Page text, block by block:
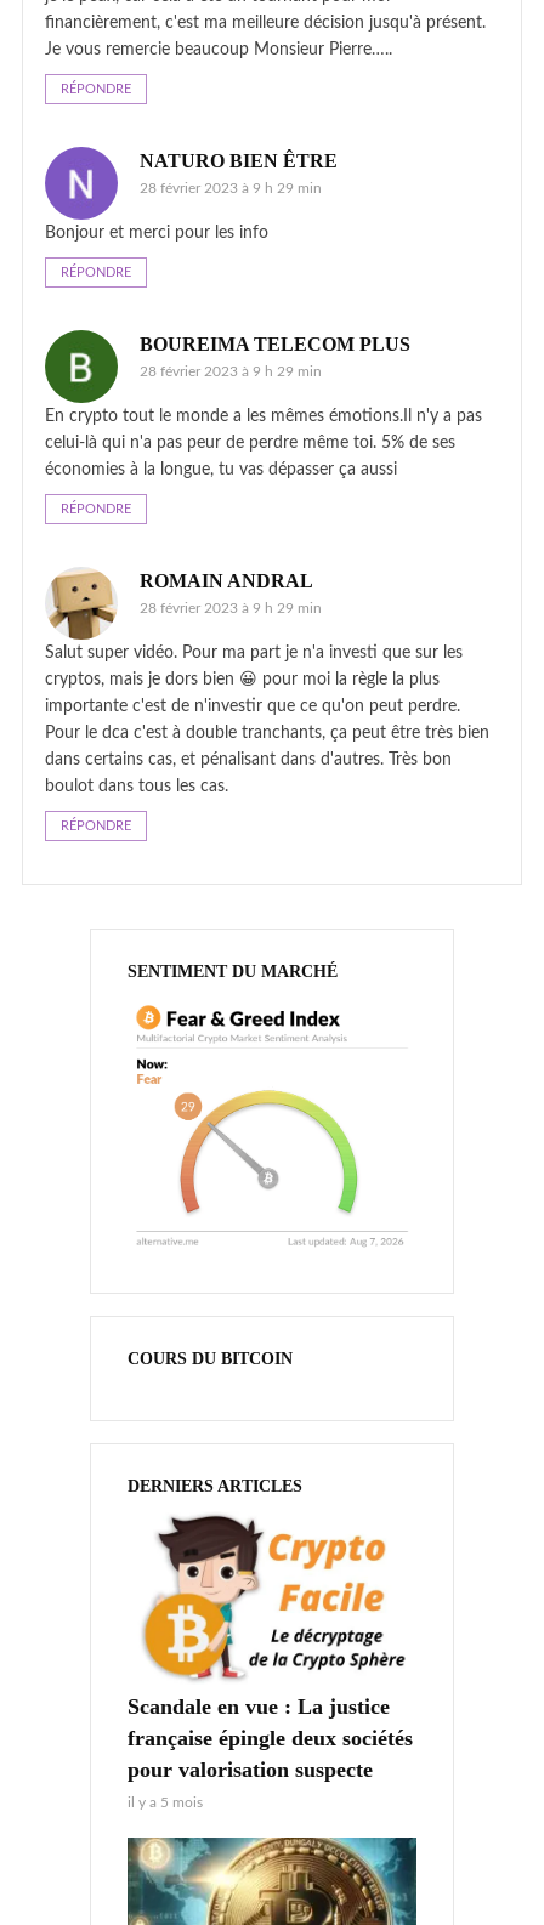
financièrement, c'est ma meilleure décision jusqu'à présent.
Je vous remercie beaucoup Monsieur Pierre…..
RÉPONDRE
NATURO BIEN ÊTRE
28 février 2023 à 9 h 29 min
Bonjour et merci pour les info
RÉPONDRE
BOUREIMA TELECOM PLUS
28 février 2023 à 9 h 29 min
En crypto tout le monde a les mêmes émotions.Il n'y a pas
celui-là qui n'a pas peur de perdre même toi. 5% de ses
économies à la longue, tu vas dépasser ça aussi
RÉPONDRE
ROMAIN ANDRAL
28 février 2023 à 9 h 29 min
Salut super vidéo. Pour ma part je n'a investi que sur les
cryptos, mais je dors bien 😀 pour moi la règle la plus
importante c'est de n'investir que ce qu'on peut perdre.
Pour le dca c'est à double tranchants, ça peut être très bien
dans certains cas, et pénalisant dans d'autres. Très bon
boulot dans tous les cas.
RÉPONDRE
SENTIMENT DU MARCHÉ
COURS DU BITCOIN
DERNIERS ARTICLES
Scandale en vue : La justice
française épingle deux sociétés
pour valorisation suspecte
il y a 5 mois